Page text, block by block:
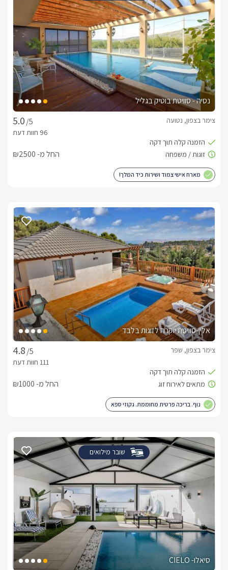
נסיה - סוויטת בוטיק בגליל
/5
צימר בצפון, נטועה
החל מ- ₪2500
מארח אישי צמוד ושירות כיד המלך!
אלין-סוויטת יוקרה לזוגות בלבד
/5
צימר בצפון, שפר
החל מ- ₪1000
נוף. בריכה פרטית מחוממת. גקוזי ספא
שובר מילואים
סיאלו- CIELO